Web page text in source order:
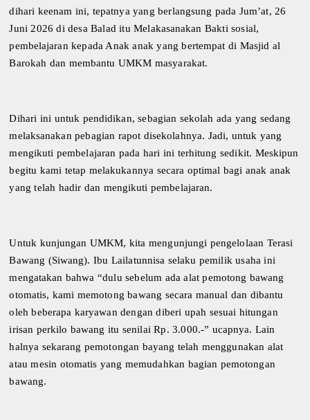
dihari keenam ini, tepatnya yang berlangsung pada Jum’at, 26
Juni 2026 di desa Balad itu Melakasanakan Bakti sosial,
pembelajaran kepada Anak anak yang bertempat di Masjid al
Barokah dan membantu UMKM masyarakat.
Dihari ini untuk pendidikan, sebagian sekolah ada yang sedang
melaksanakan pebagian rapot disekolahnya. Jadi, untuk yang
mengikuti pembelajaran pada hari ini terhitung sedikit. Meskipun
begitu kami tetap melakukannya secara optimal bagi anak anak
yang telah hadir dan mengikuti pembelajaran.
Untuk kunjungan UMKM, kita mengunjungi pengelolaan Terasi
Bawang (Siwang). Ibu Lailatunnisa selaku pemilik usaha ini
mengatakan bahwa “dulu sebelum ada alat pemotong bawang
otomatis, kami memotong bawang secara manual dan dibantu
oleh beberapa karyawan dengan diberi upah sesuai hitungan
irisan perkilo bawang itu senilai Rp. 3.000.-” ucapnya. Lain
halnya sekarang pemotongan bayang telah menggunakan alat
atau mesin otomatis yang memudahkan bagian pemotongan
bawang.